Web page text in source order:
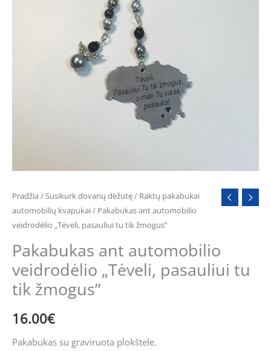
Pradžia /Susikurk dovanų dėžutę/ Raktų pakabukai
automobilių kvapukai/ Pakabukas ant automobilio
veidrodėlio „Tėveli, pasauliui tu tik žmogus”
Pakabukas ant automobilio
veidrodėlio „Tėveli, pasauliui tu
tik žmogus”
16.00€
Pakabukas su graviruota plokštele.